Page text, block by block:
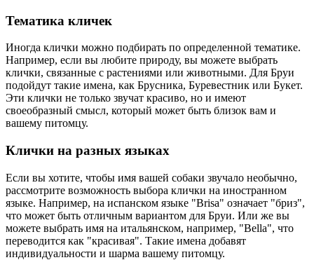
Тематика кличек
Иногда клички можно подбирать по определенной тематике.
Например, если вы любите природу, вы можете выбрать
клички, связанные с растениями или животными. Для Бруи
подойдут такие имена, как Брусника, Буревестник или Букет.
Эти клички не только звучат красиво, но и имеют
своеобразный смысл, который может быть близок вам и
вашему питомцу.
Клички на разных языках
Если вы хотите, чтобы имя вашей собаки звучало необычно,
рассмотрите возможность выбора клички на иностранном
языке. Например, на испанском языке "Brisa" означает "бриз",
что может быть отличным вариантом для Бруи. Или же вы
можете выбрать имя на итальянском, например, "Bella", что
переводится как "красивая". Такие имена добавят
индивидуальности и шарма вашему питомцу.